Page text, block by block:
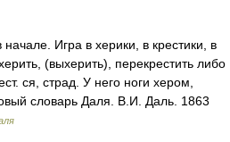
Игра в херики, в крестики, в
(выхерить), перекрестить либо
ся, страд. У него ноги хером,
словарь Даля. В.И. Даль. 1863